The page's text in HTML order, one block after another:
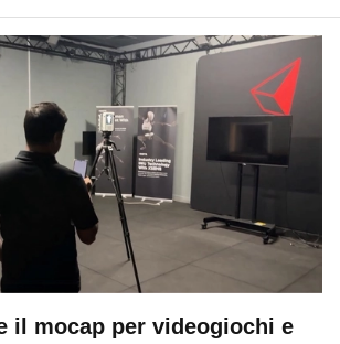
il mocap per videogiochi e